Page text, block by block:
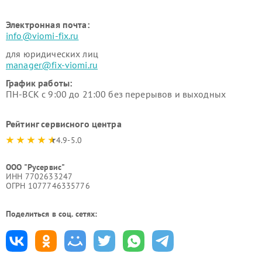
Электронная почта:
info@viomi-fix.ru
для юридических лиц
manager@fix-viomi.ru
График работы:
ПН-ВСК с 9:00 до 21:00 без перерывов и выходных
Рейтинг сервисного центра
4.9-5.0
ООО "Русервис"
ИНН 7702633247
ОГРН 1077746335776
Поделиться в соц. сетях: